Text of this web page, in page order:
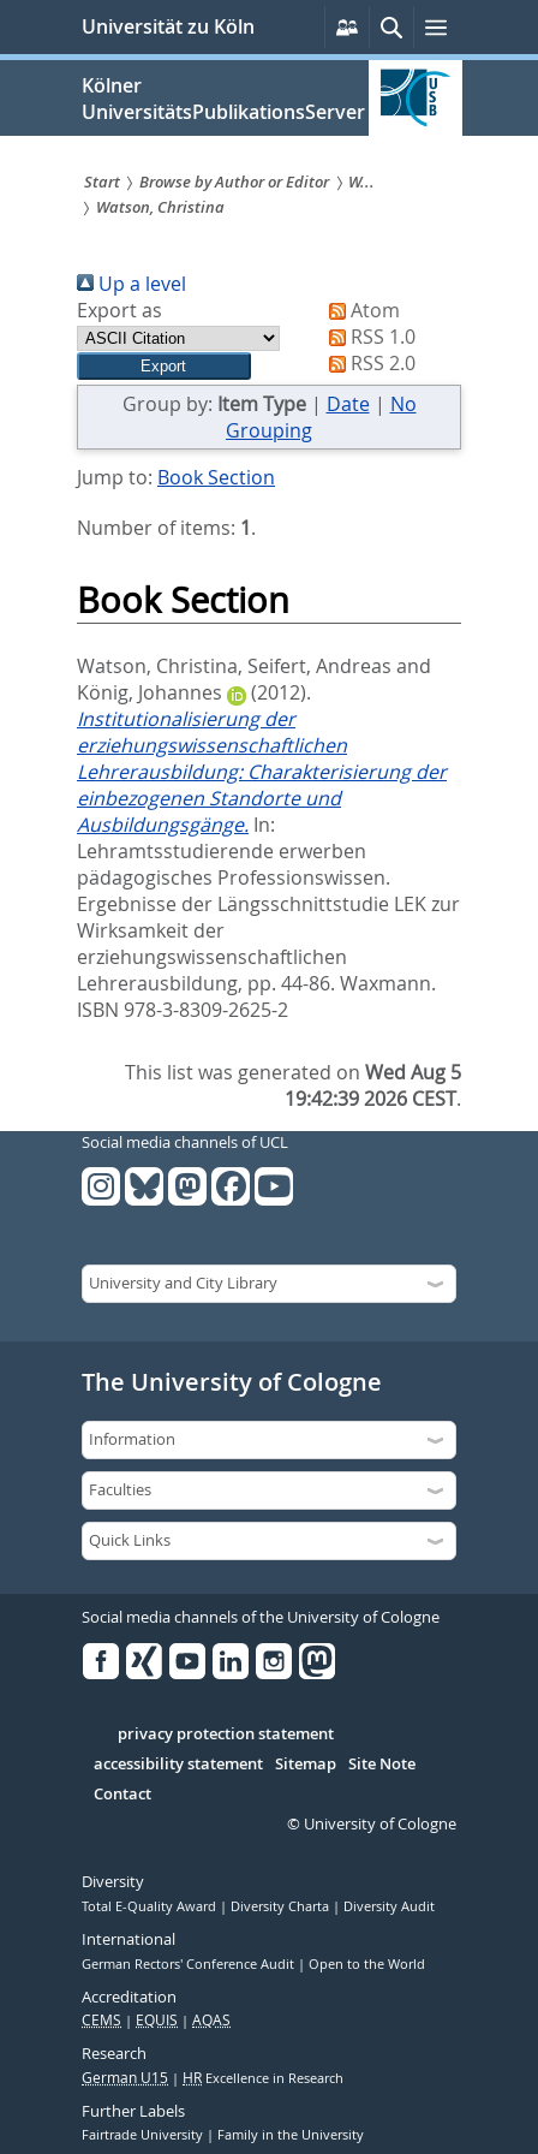
springen
Universität zu Köln
Persönliche
Services
SucheMenü
Kölner
UniversitätsPublikationsServer
Sie
sind
hier:
Start Browse by Author or Editor
W...
Watson, Christina
Up a level
Export as
Atom
RSS 1.0
RSS 2.0
Group by: Item Type| Date| No
Grouping
Jump to: Book Section
Number of items: 1.
Book Section
Watson, Christina, Seifert, Andreas and
König, Johannes
(2012).
Institutionalisierung der
erziehungswissenschaftlichen
Lehrerausbildung: Charakterisierung der
einbezogenen Standorte und
Ausbildungsgänge. In:
Lehramtsstudierende erwerben
pädagogisches Professionswissen.
Ergebnisse der Längsschnittstudie LEK zur
Wirksamkeit der
erziehungswissenschaftlichen
Lehrerausbildung, pp. 44-86. Waxmann.
ISBN 978-3-8309-2625-2
This list was generated onWed Aug 5
19:42:39 2026 CEST.
Social media channels of UCL
The University of Cologne
Social media channels of the University of Cologne
Serivce
privacy protection statement
accessibility statement Sitemap Site Note
Contact
© University of Cologne
Diversity
Total E-Quality Award Diversity Charta Diversity Audit
International
German Rectors' Conference Audit Open to the World
Accreditation
CEMS EQUIS AQAS
Research
German U15 HR Excellence in Research
Further Labels
Fairtrade University Family in the University